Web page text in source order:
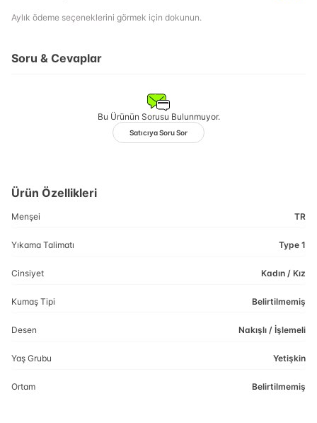
Aylık ödeme seçeneklerini görmek için dokunun.
Soru & Cevaplar
Bu Ürünün Sorusu Bulunmuyor.
Satıcıya Soru Sor
Ürün Özellikleri
Menşei TR
Yıkama Talimatı Type 1
Cinsiyet Kadın / Kız
Kumaş Tipi Belirtilmemiş
Desen Nakışlı / İşlemeli
Yaş Grubu Yetişkin
Ortam Belirtilmemiş